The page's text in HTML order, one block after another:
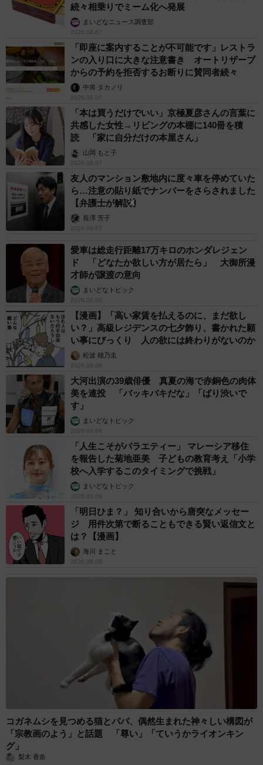
続々相乗りでミーム化へ発展
まいどなニュース調査部
2026.08.07
「即座に案内することが不可能です」レストラ
ンの入り口に大きな注意書き オートリザーブ
からの予約を拒否するお断りに賛同者続々
中将 タカノリ
2026.08.07
「本は買うだけでいい」京極夏彦さんの言葉に
共感した女性→リビングの本棚に140冊を積
読 「家に自分だけの本屋さん」
山岡 もと子
2026.08.07
友人のマンション敷地内に度々車を停めていた
ら…注意の貼り紙でナンバーをさらされました
【弁護士が解説】
長澤 芳子
2026.08.07
愛車は総走行距離17万キロのホンダレジェン
ド 「どなたか欲しい方が居たら」 大御所漫
才師が譲渡の意向
まいどなトピック
2026.08.06
【漫画】「高い家賃を払えるのに、まだ欲し
い？」高級レジデンスの七夕飾り、書かれた願
い事にびっくり 人の欲には終わりがないのか
松波 穂乃圭
2026.08.06
大河出演の39歳俳優 真夏の海で赤銅色の肉体
美を連投 「バッキバキだな」「ばり渋いで
す」
まいどなトピック
2026.08.06
「人生こそがバラエティー」 マレーシア移住
を報告した菊地亜美 子どもの教育考え「小学
校へ入学するこのタイミングで挑戦」
まいどなトピック
2026.08.06
「明日ひま？」 知り合いから唐突なメッセー
ジ 用件次第で断ることもできる賢い返信文と
は？【漫画】
海川 まこと
2026.08.06
コガネムシを見つめる猫とパパ、偶然生まれた神々しい構図が
「宗教画のよう」と話題 「尊い」「ていうかライオンキン
グ」
梨木 香奈